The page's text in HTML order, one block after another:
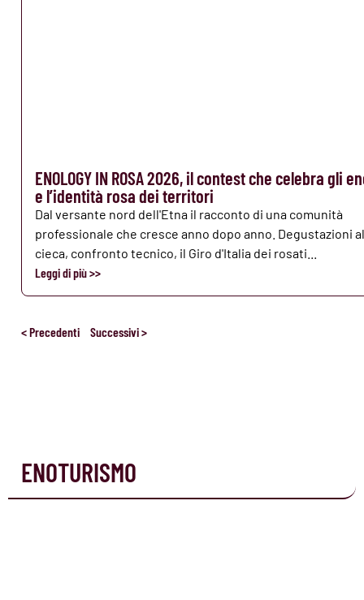
ENOLOGY IN ROSA 2026, il contest che celebra gli
e l’identità rosa dei territori
Dal versante nord dell'Etna il racconto di una comunità
professionale che cresce anno dopo anno. Degustazioni
cieca, confronto tecnico, il Giro d'Italia dei rosati...
Leggi di più >>
< Precedenti Successivi >
ENOTURISMO